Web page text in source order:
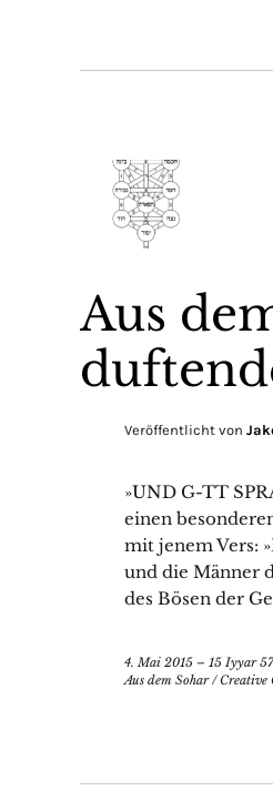
Aus
Veröffentlicht von
»UND G-TT
einen
mit jenem Vers:
und die Männer
des Bösen der
4. Mai 2015 – 15 Iyyar
Aus dem Sohar/Creative